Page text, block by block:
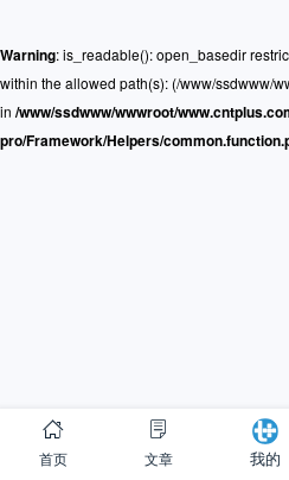
首页 文章 我的
Warning: is_readable(): open_basedir
within the allowed path(s): (/www/ssdwww/
in /www/ssdwww/wwwroot/
pro/Framework/Helpers/